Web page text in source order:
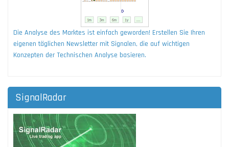
Die Analyse des Marktes ist einfach geworden! Erstellen Sie Ihren
eigenen täglichen Newsletter mit Signalen, die auf wichtigen
Konzepten der Technischen Analyse basieren.
SignalRadar